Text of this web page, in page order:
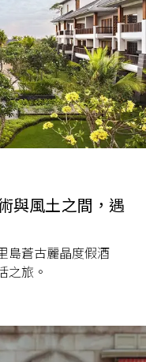
與風土之間，遇
島蒼古麗晶度假酒
之旅。